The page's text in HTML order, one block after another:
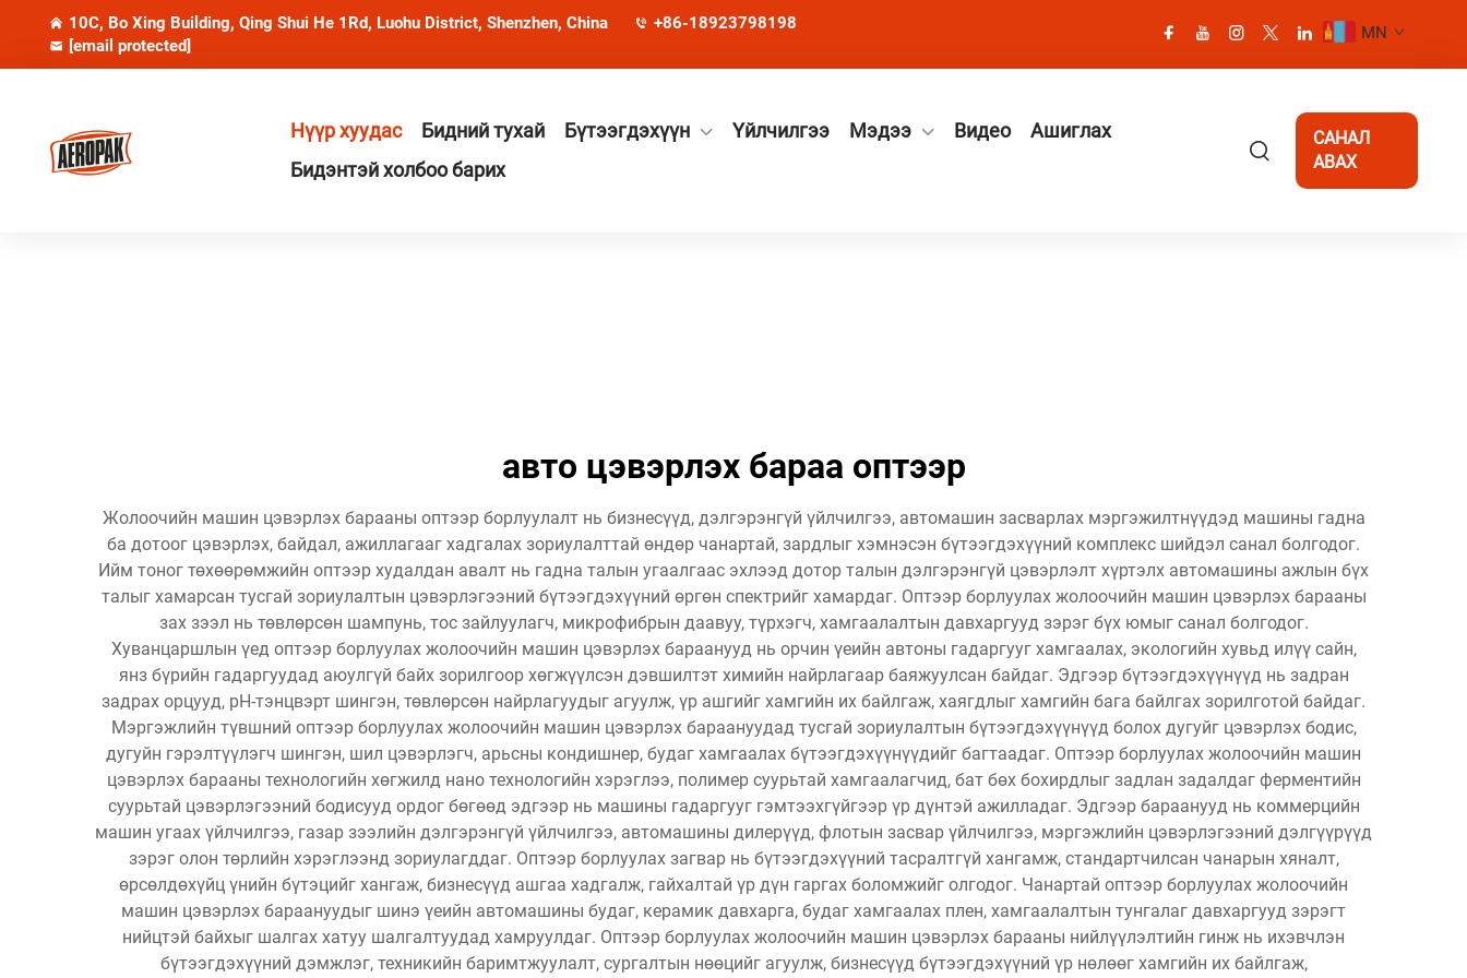
10C, Bo Xing Building, Qing Shui He 1Rd, Luohu District, Shenzhen, China
+86-18923798198
[email protected]
MN
Нүүр хуудас Бидний тухай Бүтээгдэхүүн Үйлчилгээ Мэдээ Видео
Ашиглах
Бидэнтэй холбоо барих
САНАЛ
АВАХ
авто цэвэрлэх бараа оптээр
Жолоочийн машин цэвэрлэх барааны оптээр борлуулалт нь бизнесүүд, дэлгэрэнгүй үйлчилгээ, автомашин засварлах мэргэжилтнүүдэд машины гадна
ба дотоог цэвэрлэх, байдал, ажиллагааг хадгалах зориулалттай өндөр чанартай, зардлыг хэмнэсэн бүтээгдэхүүний комплекс шийдэл санал болгодог.
Ийм тоног төхөөрөмжийн оптээр худалдан авалт нь гадна талын угаалгаас эхлээд дотор талын дэлгэрэнгүй цэвэрлэлт хүртэлх автомашины ажлын бүх
талыг хамарсан тусгай зориулалтын цэвэрлэгээний бүтээгдэхүүний өргөн спектрийг хамардаг. Оптээр борлуулах жолоочийн машин цэвэрлэх барааны
зах зээл нь төвлөрсөн шампунь, тос зайлуулагч, микрофибрын даавуу, түрхэгч, хамгаалалтын давхаргууд зэрэг бүх юмыг санал болгодог.
Хуванцаршлын үед оптээр борлуулах жолоочийн машин цэвэрлэх бараанууд нь орчин үеийн автоны гадаргууг хамгаалах, экологийн хувьд илүү сайн,
янз бүрийн гадаргуудад аюулгүй байх зорилгоор хөгжүүлсэн дэвшилтэт химийн найрлагаар баяжуулсан байдаг. Эдгээр бүтээгдэхүүнүүд нь задран
задрах орцууд, pH-тэнцвэрт шингэн, төвлөрсөн найрлагуудыг агуулж, үр ашгийг хамгийн их байлгаж, хаягдлыг хамгийн бага байлгах зорилготой байдаг.
Мэргэжлийн түвшний оптээр борлуулах жолоочийн машин цэвэрлэх бараануудад тусгай зориулалтын бүтээгдэхүүнүүд болох дугуйг цэвэрлэх бодис,
дугуйн гэрэлтүүлэгч шингэн, шил цэвэрлэгч, арьсны кондишнер, будаг хамгаалах бүтээгдэхүүнүүдийг багтаадаг. Оптээр борлуулах жолоочийн машин
цэвэрлэх барааны технологийн хөгжилд нано технологийн хэрэглээ, полимер суурьтай хамгаалагчид, бат бөх бохирдлыг задлан задалдаг ферментийн
суурьтай цэвэрлэгээний бодисууд ордог бөгөөд эдгээр нь машины гадаргууг гэмтээхгүйгээр үр дүнтэй ажилладаг. Эдгээр бараанууд нь коммерцийн
машин угаах үйлчилгээ, газар зээлийн дэлгэрэнгүй үйлчилгээ, автомашины дилерүүд, флотын засвар үйлчилгээ, мэргэжлийн цэвэрлэгээний дэлгүүрүүд
зэрэг олон төрлийн хэрэглээнд зориулагддаг. Оптээр борлуулах загвар нь бүтээгдэхүүний тасралтгүй хангамж, стандартчилсан чанарын хяналт,
өрсөлдөхүйц үнийн бүтэцийг хангаж, бизнесүүд ашгаа хадгалж, гайхалтай үр дүн гаргах боломжийг олгодог. Чанартай оптээр борлуулах жолоочийн
машин цэвэрлэх бараануудыг шинэ үеийн автомашины будаг, керамик давхарга, будаг хамгаалах плен, хамгаалалтын тунгалаг давхаргууд зэрэгт
нийцтэй байхыг шалгах хатуу шалгалтуудад хамруулдаг. Оптээр борлуулах жолоочийн машин цэвэрлэх барааны нийлүүлэлтийн гинж нь ихэвчлэн
бүтээгдэхүүний дэмжлэг, техникийн баримтжуулалт, сургалтын нөөцийг агуулж, бизнесүүд бүтээгдэхүүний үр нөлөөг хамгийн их байлгаж,